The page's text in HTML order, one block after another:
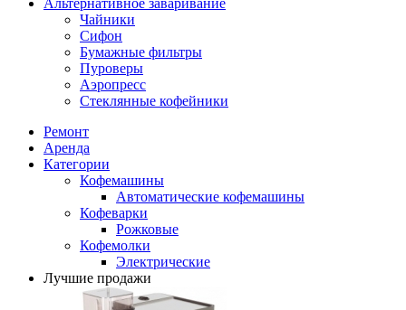
Альтернативное заваривание
Чайники
Сифон
Бумажные фильтры
Пуроверы
Аэропресс
Стеклянные кофейники
Ремонт
Аренда
Категории
Кофемашины
Автоматические кофемашины
Кофеварки
Рожковые
Кофемолки
Электрические
Лучшие продажи